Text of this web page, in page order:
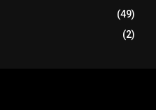
(49)
(2)